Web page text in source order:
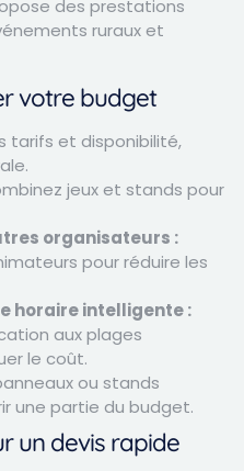
des prestations
ruraux et
votre budget
tarifs et disponibilité,
jeux et stands pour
organisateurs :
pour réduire les
horaire intelligente :
aux plages
le coût.
ou stands
une partie du budget.
un devis rapide